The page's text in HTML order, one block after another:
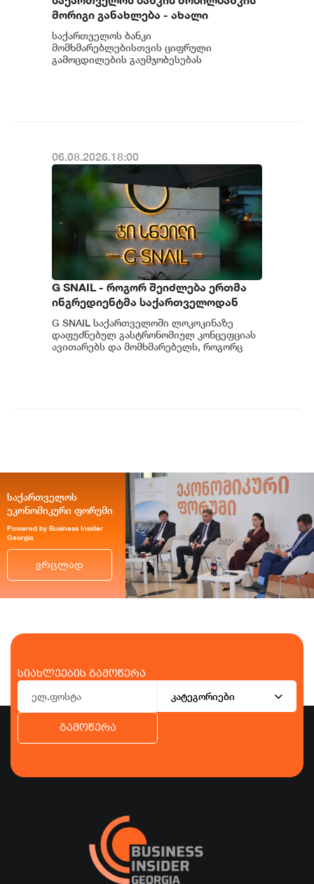
მორიგი განახლება - ახალი
შესაძლებლობები
მომხმარებლებისთვის
საქართველოს ბანკი
მომხმარებლებისთვის ციფრული
გამოცდილების გაუმჯობესებას
06.08.2026.18:00
G SNAIL - როგორ შეიძლება ერთმა
ინგრედიენტმა საქართველოდან
საერთაშორისო კულინარიულ
კონცეფციას ჩაუყაროს საფუძველი
G SNAIL საქართველოში ლოკოკინაზე
დაფუძნებულ გასტრონომიულ კონცეფციას
ავითარებს და მომხმარებელს, როგორც
საქართველოს
ეკონომიკური ფორუმი
Powered by Business Insider
Georgia
ვრცლად
სიახლეების გამოწერა
კატეგორიები
გამოწერა